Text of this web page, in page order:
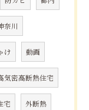
奈川
け 動画
気密高断熱住宅
宅 外断熱